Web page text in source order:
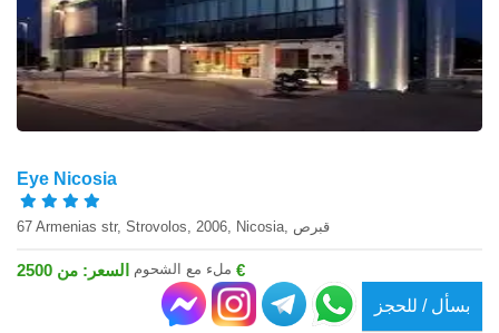
Eye Nicosia
67 Armenias str, Strovolos, 2006, Nicosia, قبرص
ملء مع الشحوم السعر: من 2500 €
بسأل / للحجز